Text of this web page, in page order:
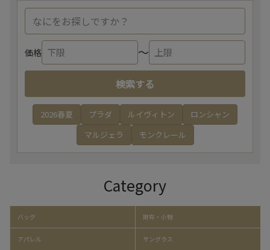
価格 〜
検索する
2026春夏 プラダ ルイヴィトン
ロンシャン
マルジェラ
モンクレール
Category
バッグ 財布・小物
アパレル サングラス